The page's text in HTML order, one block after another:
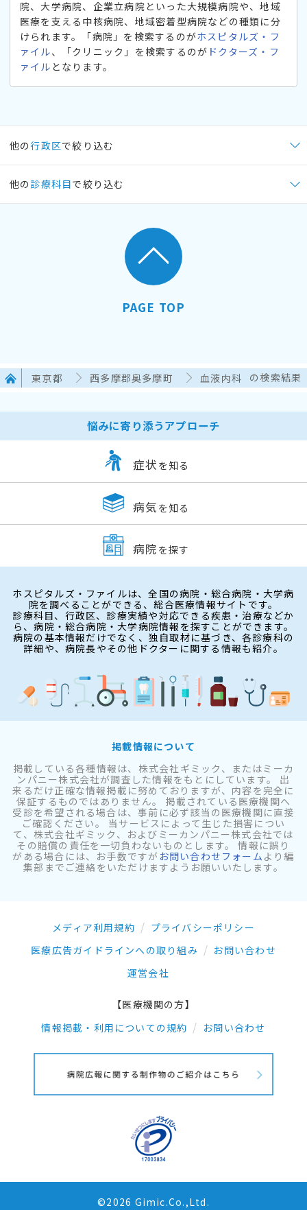
院、大学病院、企業立病院といった大規模病院や、地域
医療を支える中核病院、地域密着型病院などの種類に分
けられます。「病院」を検索するのがホスピタルズ・フ
ァイル、「クリニック」を検索するのが ドクターズ・フ
ァイル となります。
他の行政区で絞り込む
他の 診療科目で絞り込む
PAGE TOP
東京都 西多摩郡奥多摩町 血液内科 の検索結果
悩みに寄り添うアプローチ
症状 を知る
病気 を知る
病院 を探す
ホスピタルズ・ファイルは、全国の病院・総合病院・大学病
院を調べることができる、総合医療情報サイトです。
診療科目、行政区、診療実績や対応できる疾患・治療などか
ら、病院・総合病院・大学病院情報を探すことができます。
病院の基本情報だけでなく、独自取材に基づき、各診療科の
詳細や、病院長やその他ドクターに関する情報も紹介。
掲載情報について
掲載している各種情報は、株式会社ギミック、またはミーカ
ンパニー株式会社が調査した情報をもとにしています。 出
来るだけ正確な情報掲載に努めておりますが、内容を完全に
保証するものではありません。 掲載されている医療機関へ
受診を希望される場合は、事前に必ず該当の医療機関に直接
ご確認ください。 当サービスによって生じた損害につい
て、株式会社ギミック、およびミーカンパニー株式会社では
その賠償の責任を一切負わないものとします。 情報に誤り
がある場合には、お手数ですが お問い合わせフォーム より編
集部までご連絡をいただけますようお願いいたします。
メディア利用規約
プライバシーポリシー
医療広告ガイドラインへの取り組み
お問い合わせ
運営会社
【医療機関の方】
情報掲載・利用についての規約
お問い合わせ
©2026 Gimic.Co.,Ltd.